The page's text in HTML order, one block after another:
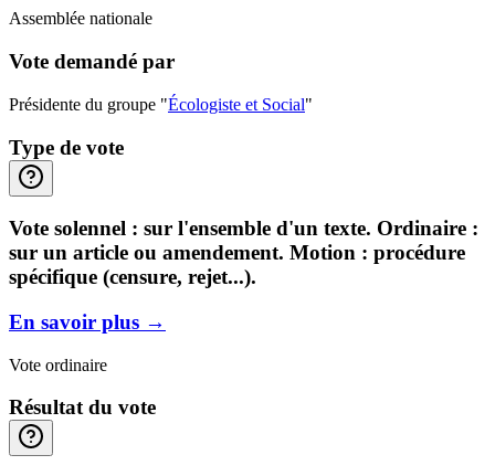
Assemblée nationale
Vote demandé par
Présidente du groupe "Écologiste et Social"
Type de vote
Vote solennel : sur l'ensemble d'un texte. Ordinaire :
sur un article ou amendement. Motion : procédure
spécifique (censure, rejet...).
En savoir plus →
Vote ordinaire
Résultat du vote